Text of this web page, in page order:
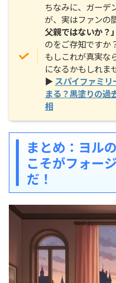
ちなみに、ガーデ
が、実はファンの
父親ではないか？」
のをご存知ですか
もしこれが真実な
になるかもしれま
▶スパイファミ
まる？黒塗りの過
相
まとめ：ヨル
こそがフォー
だ！